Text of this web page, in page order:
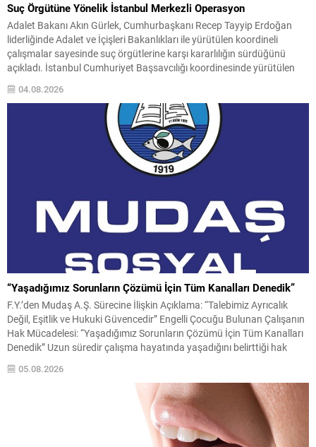
Suç Örgütüne Yönelik İstanbul Merkezli Operasyon
Adalet Bakanı Akın Gürlek, Cumhurbaşkanı Recep Tayyip Erdoğan
liderliğinde Adalet ve İçişleri Bakanlıkları ile yürütülen koordineli
çalışmalar sayesinde suç örgütlerine karşı kararlılığın sürdüğünü
açıkladı. İstanbul Cumhuriyet Başsavcılığı koordinesinde yürütülen
soruşturma ve emniyet operasyonlarının sahada etkin şekilde
uygulandığını belirtti. Soruşturmada, düşük bedelli gayrimenkullerin
sahte ekspertiz raporlarıyla değeri yükseltilerek muvazaalı satış
04.08.2026
“Yaşadığımız Sorunların Çözümü İçin Tüm Kanalları Denedik”
F.Y.’den Mudaş A.Ş. Sürecine İlişkin Açıklama: “Talebimiz Ayrıcalık
Değil, Eşitlik ve Hukuki Güvencedir” Engelli Çocuğu Bulunan Çalışanın
Hak Mücadelesi: “Yaşadığımız Sorunların Çözümü İçin Tüm Kanalları
Denedik” Uzun süredir çalışma hayatında yaşadığını belirttiği hak
kayıpları, eşitsiz uygulamalar ve sosyal haklardan yeterince
yararlandırılmadığı iddialarıyla gündeme gelen F.Y., Mudaş A.Ş. ile
05.08.2026